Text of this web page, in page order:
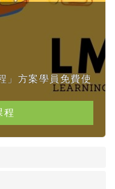
」方案學員免費使
程